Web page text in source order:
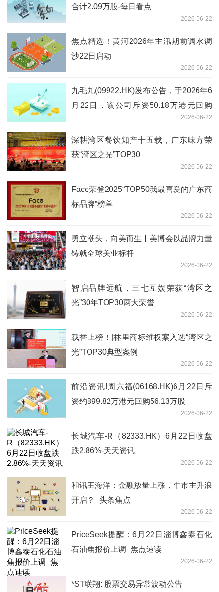
合计2.09万股-每日看点
2026-06-22
焦点精选！黄河2026年主汛期前调水调
沙22日启动
2026-06-22
九毛九(09922.HK)发布公告，于2026年6
月22日，该公司斥资50.18万港元回购
2026-06-22
深耕湾区餐饮知产十五载，广东味方荣
获“湾区之光”TOP30
2026-06-22
Face荣登2025“TOP50我最喜爱的广东商
标品牌”榜单
2026-06-22
勇立潮头，向美而生丨美博会以品牌力量
铸就全球美业标杆
2026-06-22
智启品牌远航，三七互娱荣获“湾区之
光”30年TOP30两大荣誉
2026-06-22
载誉上榜！|林里商标维权案入选“湾区之
光”TOP30典型案例
2026-06-22
前沿资讯!周六福(06168.HK)6月22日斥
资约899.82万港元回购56.13万股
2026-06-22
长城汽车-R（82333.HK）6月22日收盘
跌2.86%-天天资讯
2026-06-22
和讯王海洋：金融放量上涨，牛市主升浪
开启？_头条焦点
2026-06-22
PriceSeek提醒：6月22日淄博鑫泰石化
石油焦报价上调_焦点速读
2026-06-22
*ST联翔: 股票交易异常波动公告